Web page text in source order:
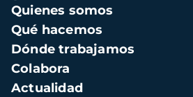
Navegación
principal
Quienes somos
Qué hacemos
Dónde trabajamos
Colabora
Actualidad